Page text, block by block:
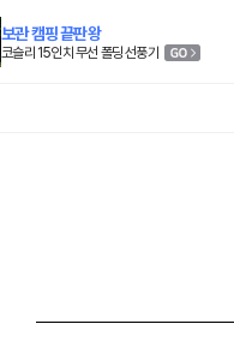
보관 캠핑 끝판왕
코슬리 15인치 무선 폴딩 선풍기